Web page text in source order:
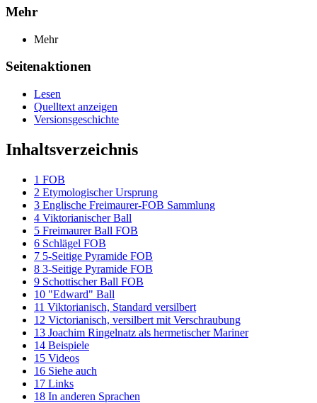
Mehr
Mehr
Seitenaktionen
Lesen
Quelltext anzeigen
Versionsgeschichte
Inhaltsverzeichnis
1 FOB
2 Etymologischer Ursprung
3 Englische Freimaurer-FOB Sammlung
4 Viktorianischer Ball
5 Freimaurer Ball FOB
6 Schlägel FOB
7 5-Seitige Pyramide FOB
8 3-Seitige Pyramide FOB
9 Schottischer Ball FOB
10 "Edward" Ball
11 Viktorianisch, Standard versilbert
12 Victorianisch, versilbert mit Verschraubung
13 Joachim Ringelnatz als hermetischer Mariner
14 Beispiele
15 Videos
16 Siehe auch
17 Links
18 In anderen Sprachen